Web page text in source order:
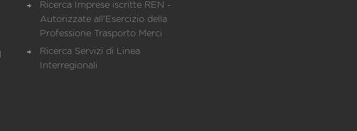
Ricerca Imprese iscritte REN -
Autorizzate all'Esercizio della
Professione Trasporto Merci
Ricerca Servizi di Linea
Interregionali